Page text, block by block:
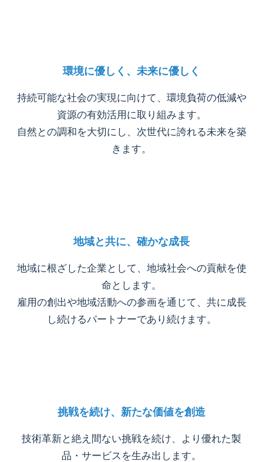
環境に優しく、未来に優しく
持続可能な社会の実現に向けて、環境負荷の低減や
資源の有効活用に取り組みます。
自然との調和を大切にし、次世代に誇れる未来を築
きます。
地域と共に、確かな成長
地域に根ざした企業として、地域社会への貢献を使
命とします。
雇用の創出や地域活動への参画を通じて、共に成長
し続けるパートナーであり続けます。
挑戦を続け、新たな価値を創造
技術革新と絶え間ない挑戦を続け、より優れた製
品・サービスを生み出します。